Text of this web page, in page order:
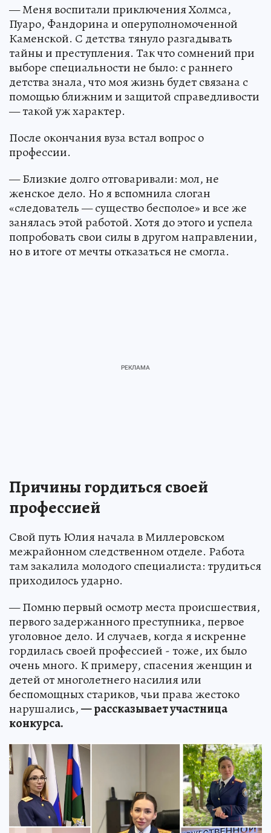
— Меня воспитали приключения Холмса,
Пуаро, Фандорина и оперуполномоченной
Каменской. С детства тянуло разгадывать
тайны и преступления. Так что сомнений при
выборе специальности не было: с раннего
детства знала, что моя жизнь будет связана с
помощью ближним и защитой справедливости
— такой уж характер.
После окончания вуза встал вопрос о
профессии.
— Близкие долго отговаривали: мол, не
женское дело. Но я вспомнила слоган
«следователь — существо бесполое» и все же
занялась этой работой. Хотя до этого и успела
попробовать свои силы в другом направлении,
но в итоге от мечты отказаться не смогла.
Причины гордиться своей
профессией
Свой путь Юлия начала в Миллеровском
межрайонном следственном отделе. Работа
там закалила молодого специалиста: трудиться
приходилось ударно.
— Помню первый осмотр места происшествия,
первого задержанного преступника, первое
уголовное дело. И случаев, когда я искренне
гордилась своей профессией - тоже, их было
очень много. К примеру, спасения женщин и
детей от многолетнего насилия или
беспомощных стариков, чьи права жестоко
нарушались,— рассказывает участница
конкурса.